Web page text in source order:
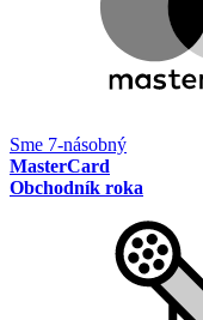
Sme 7-násobný
MasterCard
Obchodník roka